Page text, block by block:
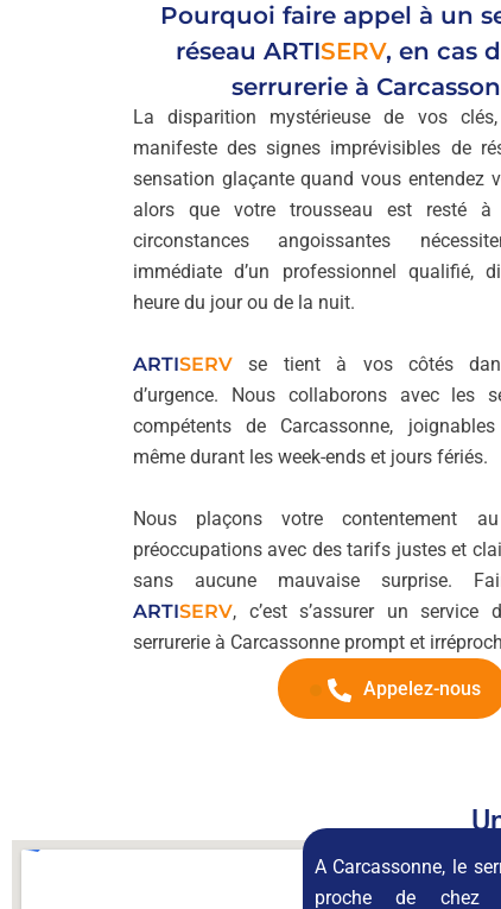
Pourquoi faire appel à un
réseau ARTISERV, en cas
serrurerie à
La disparition mystérieuse de vos
manifeste des signes imprévisibles de
sensation glaçante quand vous entendez
alors que votre trousseau est resté à
circonstances angoissantes
immédiate d’un professionnel qualifié,
heure du jour ou de la nuit.
ARTISERV se tient à vos côtés
d’urgence. Nous collaborons avec les
compétents de Carcassonne,
même durant les week-ends et jours fériés.
Nous plaçons votre contentement
préoccupations avec des tarifs justes et
sans aucune mauvaise surprise.
ARTISERV, c’est s’assurer un service
serrurerie à Carcassonne prompt et
Appelez-nous
A Carcassonne, le
proche de chez